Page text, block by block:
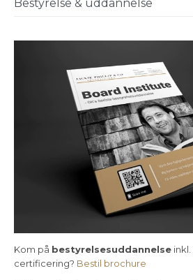
Bestyrelse & uddannelse
Kom på bestyrelsesuddannelse
certificering? Bestil brochure